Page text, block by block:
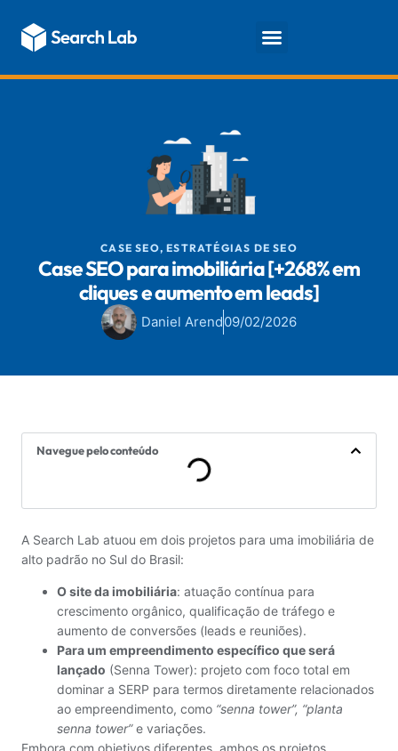
CASE SEO,ESTRATÉGIAS DE SEO
Case SEO para imobiliária [+268% em
cliques e aumento em leads]
Daniel Arend09/02/2026
Navegue pelo conteúdo
A Search Lab atuou em dois projetos para uma imobiliária de
alto padrão no Sul do Brasil:
O site da imobiliária: atuação contínua para
crescimento orgânico, qualificação de tráfego e
aumento de conversões (leads e reuniões).
Para um empreendimento específico que será
lançado (Senna Tower): projeto com foco total em
dominar a SERP para termos diretamente relacionados
ao empreendimento, como “senna tower”, “planta
senna tower”e variações.